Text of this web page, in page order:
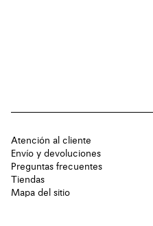
Atención al cliente
Envío y devoluciones
Preguntas frecuentes
Tiendas
Mapa del sitio